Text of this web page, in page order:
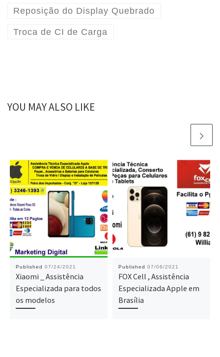
Reposição do Display Quebrado
Troca de CI de Carga
YOU MAY ALSO LIKE
Published 07/24/2021
Xiaomi _ Assistência
Especializada para todos
os modelos
Published 07/06/2021
FOX Cell , Assistência
Especializada Apple em
Brasília